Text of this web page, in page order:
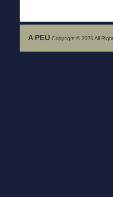
A PEU Copyright © 2026 All